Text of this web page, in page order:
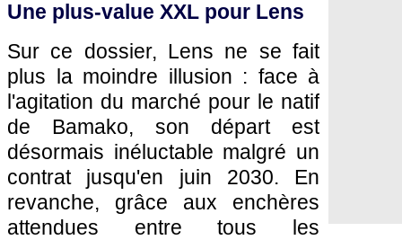
Une plus-value XXL pour Lens
Sur ce dossier, Lens ne se fait
plus la moindre illusion : face à
l'agitation du marché pour le natif
de Bamako, son départ est
désormais inéluctable malgré un
contrat jusqu'en juin 2030. En
revanche, grâce aux enchères
attendues entre tous les